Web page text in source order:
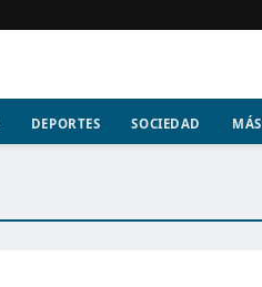
DEPORTES SOCIEDAD MÁS